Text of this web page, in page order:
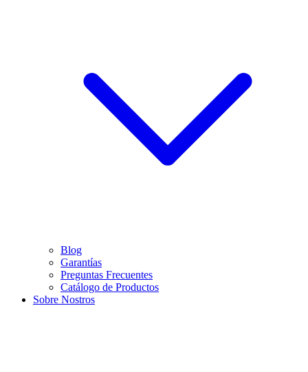
Blog
Garantías
Preguntas Frecuentes
Catálogo de Productos
Sobre Nostros